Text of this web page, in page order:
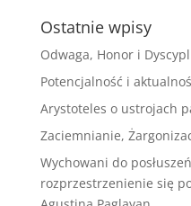
Ostatnie wpisy
Odwaga, Honor i
Potencjalność i
Arystoteles o ustrojach
Zaciemnianie,
Wychowani do
rozprzestrzenienie się